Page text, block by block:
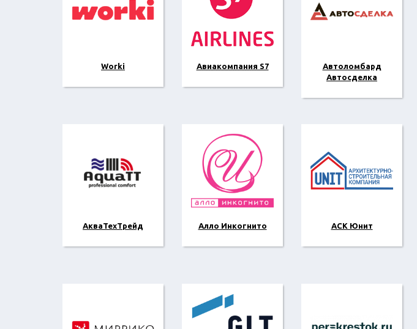
Worki Авиакомпания S7
Автоломбард
Автосделка
АкваТехТрейд Алло Инкогнито АСК Юнит